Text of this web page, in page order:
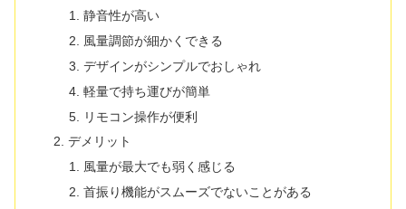
静音性が高い
風量調節が細かくできる
デザインがシンプルでおしゃれ
軽量で持ち運びが簡単
リモコン操作が便利
デメリット
風量が最大でも弱く感じる
首振り機能がスムーズでないことがある